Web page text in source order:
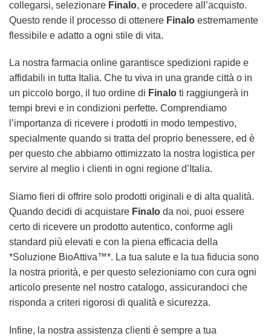
collegarsi, selezionare Finalo, e procedere all’acquisto.
Questo rende il processo di ottenere Finalo estremamente
flessibile e adatto a ogni stile di vita.
La nostra farmacia online garantisce spedizioni rapide e
affidabili in tutta Italia. Che tu viva in una grande città o in
un piccolo borgo, il tuo ordine di Finalo ti raggiungerà in
tempi brevi e in condizioni perfette. Comprendiamo
l’importanza di ricevere i prodotti in modo tempestivo,
specialmente quando si tratta del proprio benessere, ed è
per questo che abbiamo ottimizzato la nostra logistica per
servire al meglio i clienti in ogni regione d’Italia.
Siamo fieri di offrire solo prodotti originali e di alta qualità.
Quando decidi di acquistare Finalo da noi, puoi essere
certo di ricevere un prodotto autentico, conforme agli
standard più elevati e con la piena efficacia della
*Soluzione BioAttiva™*. La tua salute e la tua fiducia sono
la nostra priorità, e per questo selezioniamo con cura ogni
articolo presente nel nostro catalogo, assicurandoci che
risponda a criteri rigorosi di qualità e sicurezza.
Infine, la nostra assistenza clienti è sempre a tua